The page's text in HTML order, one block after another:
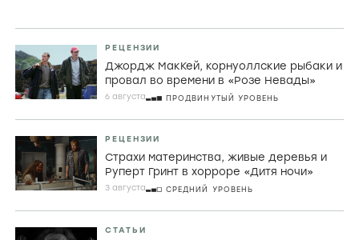
РЕЦЕНЗИИ
Джордж МакКей, корнуоллские рыбаки и
провал во времени в «Розе Невады»
6 августа ПРОДВИНУТЫЙ УРОВЕНЬ
РЕЦЕНЗИИ
Страхи материнства, живые деревья и
Руперт Гринт в хорроре «Дитя ночи»
3 августа СРЕДНИЙ УРОВЕНЬ
СТАТЬИ